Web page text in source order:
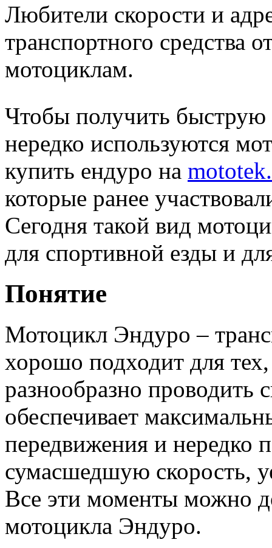
Любители скорости и
транспортного средства
мотоциклам.
Чтобы получить быструю
нередко используются
купить ендуро на
которые ранее
Сегодня такой вид
для спортивной езды и
Понятие
Мотоцикл Эндуро –
хорошо подходит для
разнообразно проводить
обеспечивает
передвижения и нередко
сумасшедшую скорость,
Все эти моменты можно
мотоцикла Эндуро.